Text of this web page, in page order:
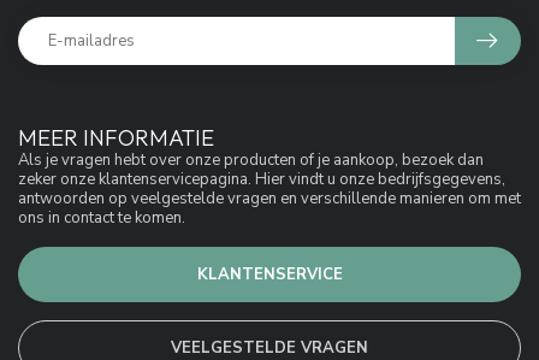
MEER INFORMATIE
Als je vragen hebt over onze producten of je aankoop, bezoek dan
zeker onze klantenservicepagina. Hier vindt u onze bedrijfsgegevens,
antwoorden op veelgestelde vragen en verschillende manieren om met
ons in contact te komen.
KLANTENSERVICE
VEELGESTELDE VRAGEN